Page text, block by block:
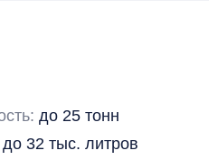
до 25 тонн
до 32 тыс. литров